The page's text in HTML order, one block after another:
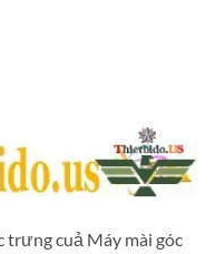
trưng cuả Máy mài góc